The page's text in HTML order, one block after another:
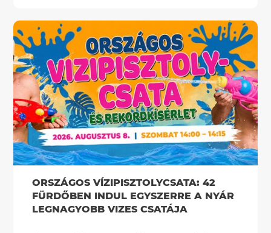
ORSZÁGOS VÍZIPISZTOLYCSATA: 42
FÜRDŐBEN INDUL EGYSZERRE A NYÁR
LEGNAGYOBB VIZES CSATÁJA